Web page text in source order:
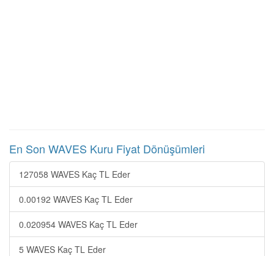
En Son WAVES Kuru Fiyat Dönüşümleri
127058 WAVES Kaç TL Eder
0.00192 WAVES Kaç TL Eder
0.020954 WAVES Kaç TL Eder
5 WAVES Kaç TL Eder